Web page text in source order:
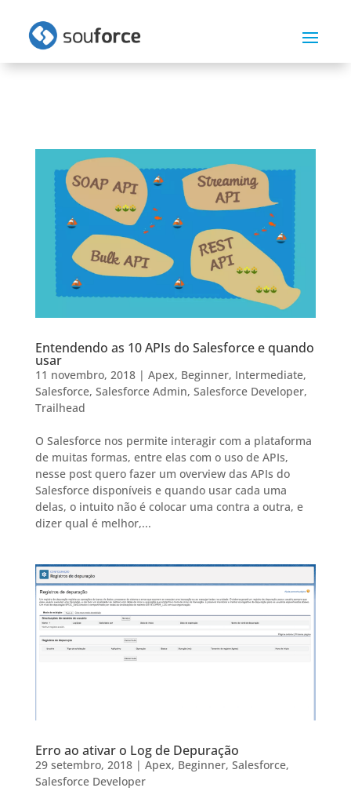
Entendendo as 10 APIs do Salesforce e quando
usar
11 novembro, 2018| Apex, Beginner, Intermediate,
Salesforce, Salesforce Admin, Salesforce Developer,
Trailhead
O Salesforce nos permite interagir com a plataforma
de muitas formas, entre elas com o uso de APIs,
nesse post quero fazer um overview das APIs do
Salesforce disponíveis e quando usar cada uma
delas, o intuito não é colocar uma contra a outra, e
dizer qual é melhor,...
Erro ao ativar o Log de Depuração
29 setembro, 2018| Apex, Beginner, Salesforce,
Salesforce Developer